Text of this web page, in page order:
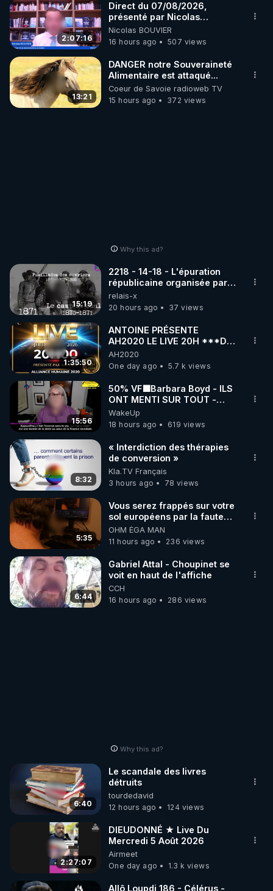
2:07:16
Direct du 07/08/2026,
présenté par Nicolas
BOUVIER
Nicolas BOUVIER
16 hours ago
507 views
13:21
DANGER notre Souveraineté
Alimentaire est attaqué...
Coeur de Savoie radioweb TV
15 hours ago
372 views
Why this ad?
15:19
2218 - 14-18 - L'épuration
républicaine organisée par
les frères de la truelle
relais-x
20 hours ago
37 views
1:35:50
ANTOINE PRÉSENTE
AH2020 LE LIVE 20H ***DU
06/08/2026***
AH2020
One day ago
5.7 k views
15:56
50% VF🟩Barbara Boyd - ILS
ONT MENTI SUR TOUT -
Jocelyne Traduction
WakeUp
18 hours ago
619 views
8:32
« Interdiction des thérapies
de conversion »
Kla.TV Français
3 hours ago
78 views
5:35
Vous serez frappés sur votre
sol européens par la faute
des dirigeants qui s'en
mettent dans le nez
OHM ÉGA MAN
11 hours ago
236 views
6:44
Gabriel Attal - Choupinet se
voit en haut de l'affiche
CCH
16 hours ago
286 views
Why this ad?
6:40
Le scandale des livres
détruits
tourdedavid
12 hours ago
124 views
2:27:07
DIEUDONNÉ ★ Live Du
Mercredi 5 Août 2026
Airmeet
One day ago
1.3 k views
Allô Loupdi 186 - Célérus -